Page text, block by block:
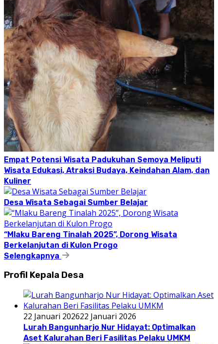
Empat Potensi Wisata Padukuhan Semoya Meliputi
Wisata Edukasi, Atraksi Budaya, Keindahan Alam, dan
Kuliner
Desa Wisata Sebagai Sumber Belajar
“Mlaku Bareng Tinalah 2025”, Dorong Wisata
Berkelanjutan di Kulon Progo
Selengkapnya
Profil Kepala Desa
22 Januari 202622 Januari 2026
Lurah Bangunharjo Nur Hidayat: Optimalkan
Aset Kalurahan Beri Fasilitas Pelaku UMKM